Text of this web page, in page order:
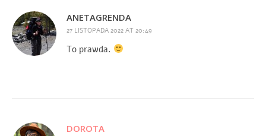
ANETAGRENDA
27 LISTOPADA 2022 AT 20:49
To prawda.
DOROTA